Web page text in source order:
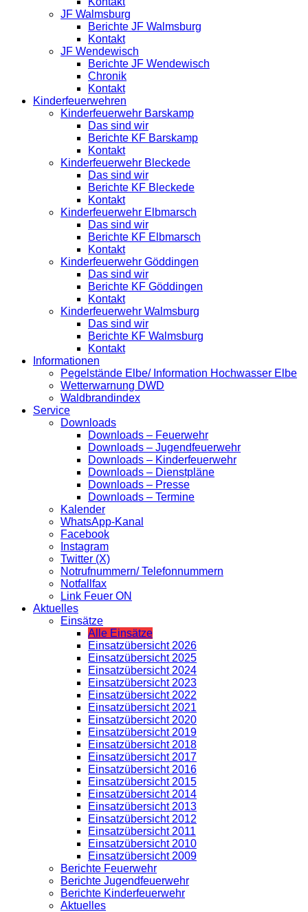
JF Walmsburg
Berichte JF Walmsburg
Kontakt
JF Wendewisch
Berichte JF Wendewisch
Chronik
Kontakt
Kinderfeuerwehren
Kinderfeuerwehr Barskamp
Das sind wir
Berichte KF Barskamp
Kontakt
Kinderfeuerwehr Bleckede
Das sind wir
Berichte KF Bleckede
Kontakt
Kinderfeuerwehr Elbmarsch
Das sind wir
Berichte KF Elbmarsch
Kontakt
Kinderfeuerwehr Göddingen
Das sind wir
Berichte KF Göddingen
Kontakt
Kinderfeuerwehr Walmsburg
Das sind wir
Berichte KF Walmsburg
Kontakt
Informationen
Pegelstände Elbe/ Information Hochwasser Elbe
Wetterwarnung DWD
Waldbrandindex
Service
Downloads
Downloads – Feuerwehr
Downloads – Jugendfeuerwehr
Downloads – Kinderfeuerwehr
Downloads – Dienstpläne
Downloads – Presse
Downloads – Termine
Kalender
WhatsApp-Kanal
Facebook
Instagram
Twitter (X)
Notrufnummern/ Telefonnummern
Notfallfax
Link Feuer ON
Aktuelles
Einsätze
Alle Einsätze
Einsatzübersicht 2026
Einsatzübersicht 2025
Einsatzübersicht 2024
Einsatzübersicht 2023
Einsatzübersicht 2022
Einsatzübersicht 2021
Einsatzübersicht 2020
Einsatzübersicht 2019
Einsatzübersicht 2018
Einsatzübersicht 2017
Einsatzübersicht 2016
Einsatzübersicht 2015
Einsatzübersicht 2014
Einsatzübersicht 2013
Einsatzübersicht 2012
Einsatzübersicht 2011
Einsatzübersicht 2010
Einsatzübersicht 2009
Berichte Feuerwehr
Berichte Jugendfeuerwehr
Berichte Kinderfeuerwehr
Aktuelles